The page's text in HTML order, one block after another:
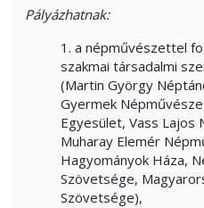
Pályázhatnak:
1. a népművészettel
szakmai társadalmi
(Martin György
Gyermek
Egyesület, Vass Lajos
Muharay Elemér
Hagyományok Háza,
Szövetsége,
Szövetsége),